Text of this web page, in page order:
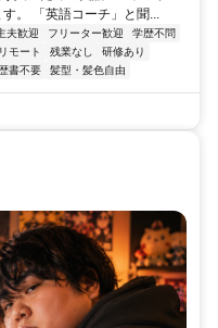
。 「英語コーチ」と聞...
夫歓迎 フリーター歓迎
学歴不問
モート 残業なし
研修あり
書不要 髪型・髪色自由